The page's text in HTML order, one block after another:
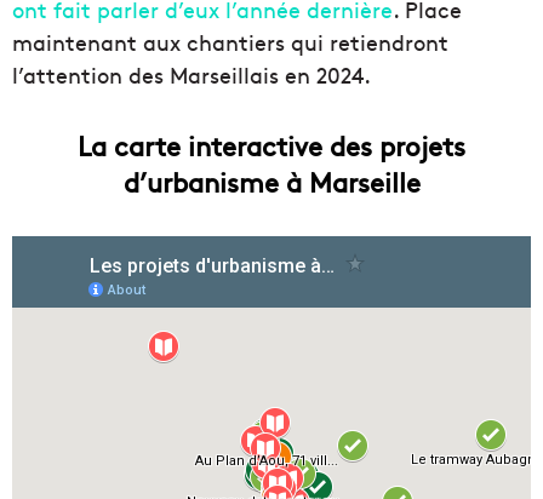
ont fait parler d’eux l’année dernière. Place
maintenant aux chantiers qui retiendront
l’attention des Marseillais en 2024.
La carte interactive des projets
d’urbanisme à Marseille